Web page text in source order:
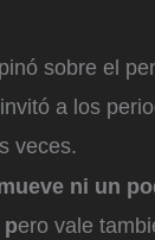
sobre el
a los
veces.
ni un
pero vale